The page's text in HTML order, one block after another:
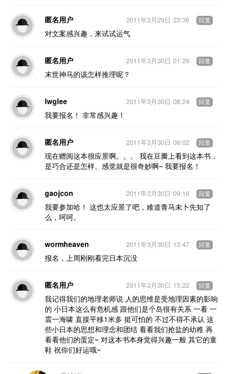
匿名用户
对文案感兴趣，来试试运气
2011年3月29日 23:36 回复
匿名用户
末世神马的该怎样推理呢？
2011年3月30日 01:29 回复
lwglee
我要报名！ 非常感兴趣！
2011年3月30日 08:24 回复
匿名用户
现在赠阅这本很应景啊。。。 我在豆瓣上看到这本书，
是巧合还是怎样。感觉就是很奇妙啊~ 我要报名！
2011年3月30日 09:02 回复
gaojcon
我要参加哈！ 这也太应景了吧，难道青马未卜先知了
么，呵呵。
2011年3月30日 09:16 回复
wormheaven
报名，上周刚刚看完日本沉没
2011年3月30日 13:47 回复
匿名用户
我记得我们的地理老师说 人的思维是受地理因素的影响
的 小日本这么有危机感 跟他们是个岛很有关系 一看 一
震一海啸 直接平移1米多 挺可怕的 不过不得不承认 这
些小日本的思想和理念和团结 看看我们抢盐的幼稚 再
看看他们的蛋定~ 对这本书本身觉得兴趣一般 其它的童
鞋 祝你们好运哦~
2011年3月30日 15:22 回复